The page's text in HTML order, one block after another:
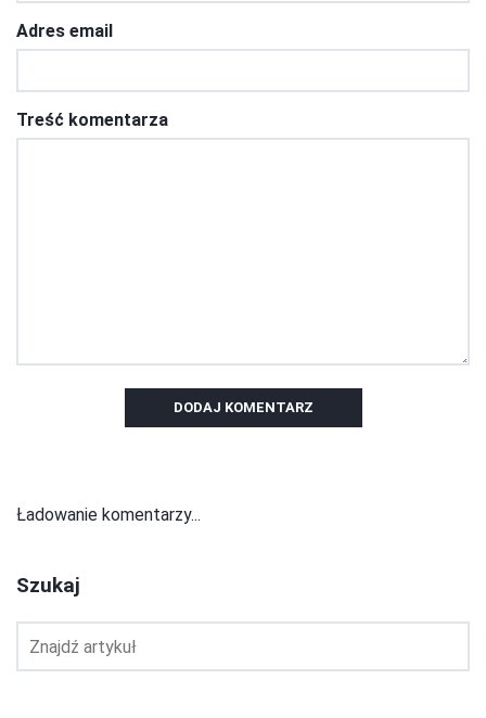
Adres email
Treść komentarza
DODAJ KOMENTARZ
Ładowanie komentarzy...
Szukaj